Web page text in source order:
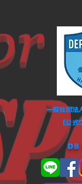
一般社団法
【公式
D8